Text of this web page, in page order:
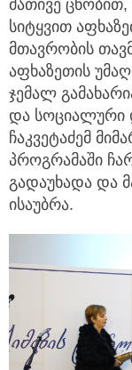
მათივე
სიტყვით
მთავრობის
აფხაზეთის
ჯემალ
და სოციალური
ჩაკვეტაძემ
პროგრამაში
გადაუხადა და
ისაუბრა.